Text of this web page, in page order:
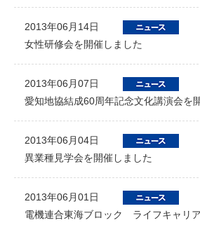
2013年06月14日
女性研修会を開催しました
2013年06月07日
愛知地協結成60周年記念文化講演会を
2013年06月04日
異業種見学会を開催しました
2013年06月01日
電機連合東海ブロック ライフキャリ